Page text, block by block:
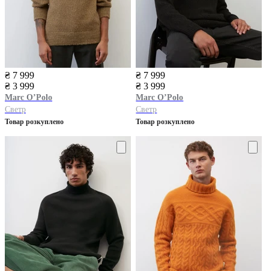
₴ 7 999
₴ 3 999
Marc O’Polo
Светр
Товар розкуплено
₴ 7 999
₴ 3 999
Marc O’Polo
Светр
Товар розкуплено